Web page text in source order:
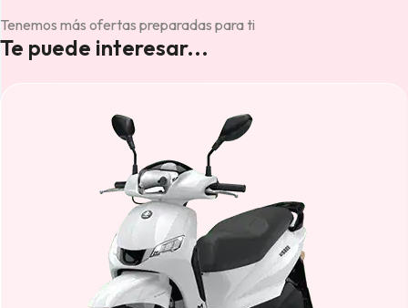
Tenemos más ofertas preparadas para ti
Te puede interesar...